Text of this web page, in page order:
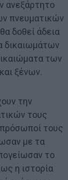
ανεξάρτητο
πνευματικών
δοθεί άδεια
δικαιωμάτων
των
ξένων.
την
τους
τους
με τα
το
η ιστορία